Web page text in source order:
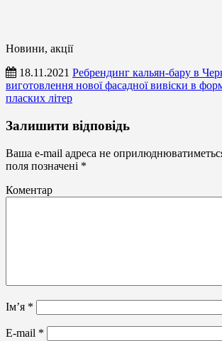
Новини, акції
18.11.2021 Ребрендинг кальян-бару в
виготовлення нової фасадної вивіски в
пласких літер
Новини,
Залишити відповідь
Ваша e-mail адреса не
поля позначені *
Коментар
Ім’я *
E-mail *